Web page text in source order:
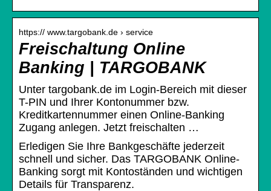
https:// www.targobank.de › service
Freischaltung Online
Banking | TARGOBANK
Unter targobank.de im Login-Bereich mit dieser
T-PIN und Ihrer Kontonummer bzw.
Kreditkartennummer einen Online-Banking
Zugang anlegen. Jetzt freischalten …
Erledigen Sie Ihre Bankgeschäfte jederzeit
schnell und sicher. Das TARGOBANK Online-
Banking sorgt mit Kontoständen und wichtigen
Details für Transparenz.